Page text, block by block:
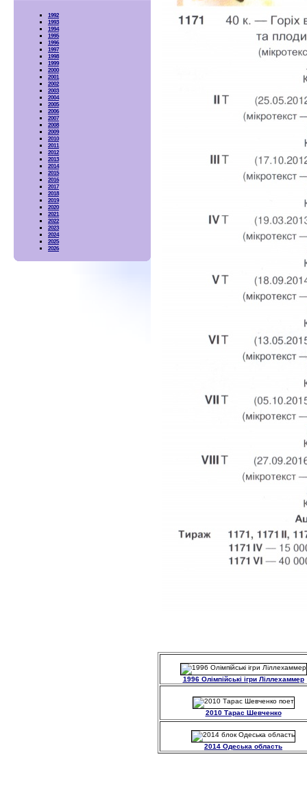
1992
1993
1994
1995
1996
1997
1998
1999
2000
2001
2002
2003
2004
2005
2006
2007
2008
2009
2010
2011
2012
2013
2014
2015
2016
2017
2018
2019
2020
2021
2022
2023
2024
2025
2026
1996 Олімпійські ігри Ліллехаммер
2010 Тарас Шевченко
2014 Одеська область